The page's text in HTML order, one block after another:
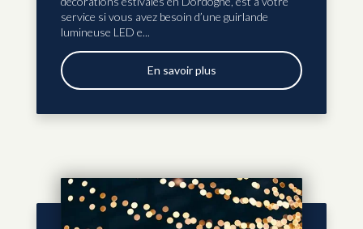
service si vous avez besoin d’une guirlande
lumineuse LED e...
En savoir plus